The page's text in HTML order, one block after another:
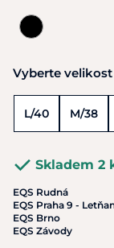
Vyberte velikost
L/40 M/38
Skladem 2
EQS Rudná
EQS Praha 9 -
EQS Brno
EQS Závody